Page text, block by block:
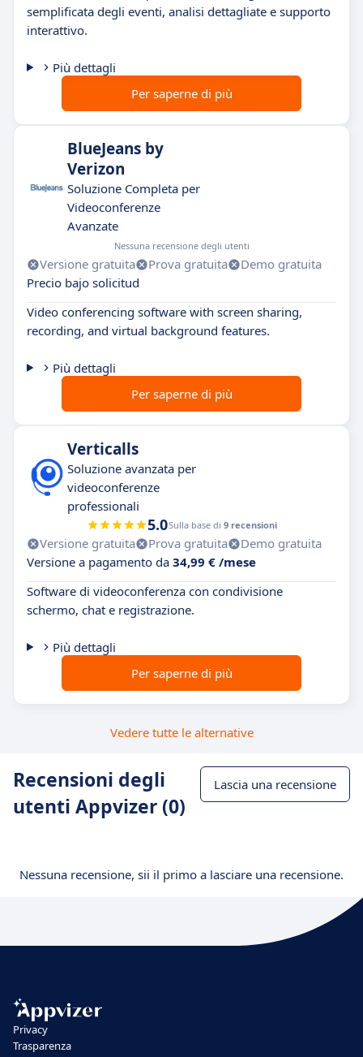
semplificata degli eventi, analisi dettagliate e supporto
interattivo.
Più dettagli
Per saperne di più
BlueJeans by
Verizon
Soluzione Completa per
Videoconferenze
Avanzate
Nessuna recensione degli utenti
Versione gratuita Prova gratuita
Demo gratuita
Precio bajo solicitud
Video conferencing software with screen sharing,
recording, and virtual background features.
Più dettagli
Per saperne di più
Verticalls
Soluzione avanzata per
videoconferenze
professionali
5.0Sulla base di 9 recensioni
Versione gratuita Prova gratuita
Demo gratuita
Versione a pagamento da 34,99 € /mese
Software di videoconferenza con condivisione
schermo, chat e registrazione.
Più dettagli
Per saperne di più
Vedere tutte le alternative
Recensioni degli
utenti Appvizer (0)
Lascia una recensione
Nessuna recensione, sii il primo a lasciare una recensione.
Privacy
Trasparenza